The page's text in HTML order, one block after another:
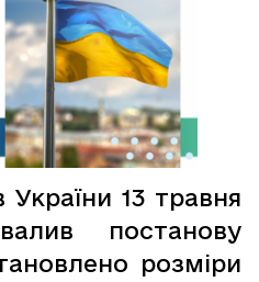
України 13 травня
постанову
розміри